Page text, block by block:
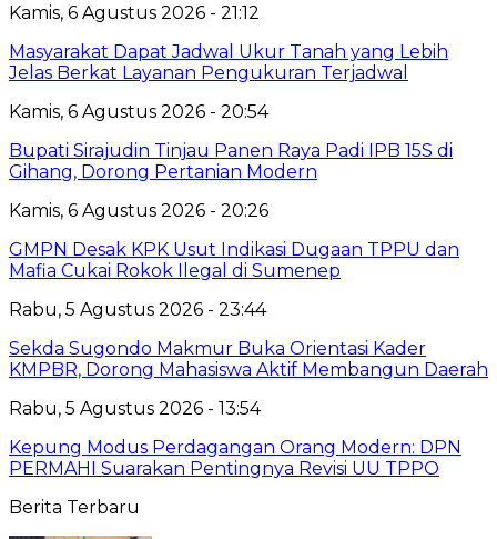
Kamis, 6 Agustus 2026 - 21:12
Masyarakat Dapat Jadwal Ukur Tanah yang Lebih
Jelas Berkat Layanan Pengukuran Terjadwal
Kamis, 6 Agustus 2026 - 20:54
Bupati Sirajudin Tinjau Panen Raya Padi IPB 15S di
Gihang, Dorong Pertanian Modern
Kamis, 6 Agustus 2026 - 20:26
GMPN Desak KPK Usut Indikasi Dugaan TPPU dan
Mafia Cukai Rokok Ilegal di Sumenep
Rabu, 5 Agustus 2026 - 23:44
Sekda Sugondo Makmur Buka Orientasi Kader
KMPBR, Dorong Mahasiswa Aktif Membangun Daerah
Rabu, 5 Agustus 2026 - 13:54
Kepung Modus Perdagangan Orang Modern: DPN
PERMAHI Suarakan Pentingnya Revisi UU TPPO
Berita Terbaru